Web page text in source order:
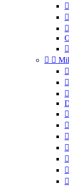




 









